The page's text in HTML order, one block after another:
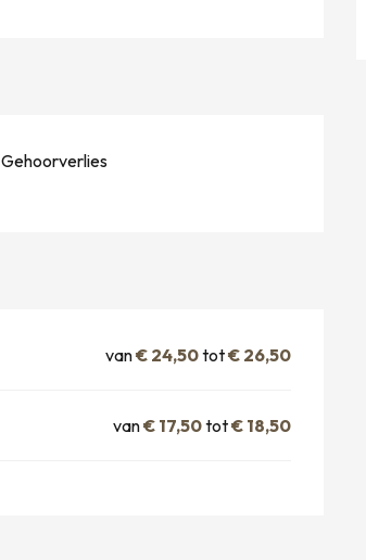
Gehoorverlies
van€ 24,50tot€ 26,50
van€ 17,50tot€ 18,50